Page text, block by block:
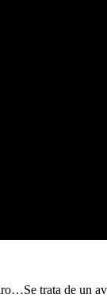
trata de un